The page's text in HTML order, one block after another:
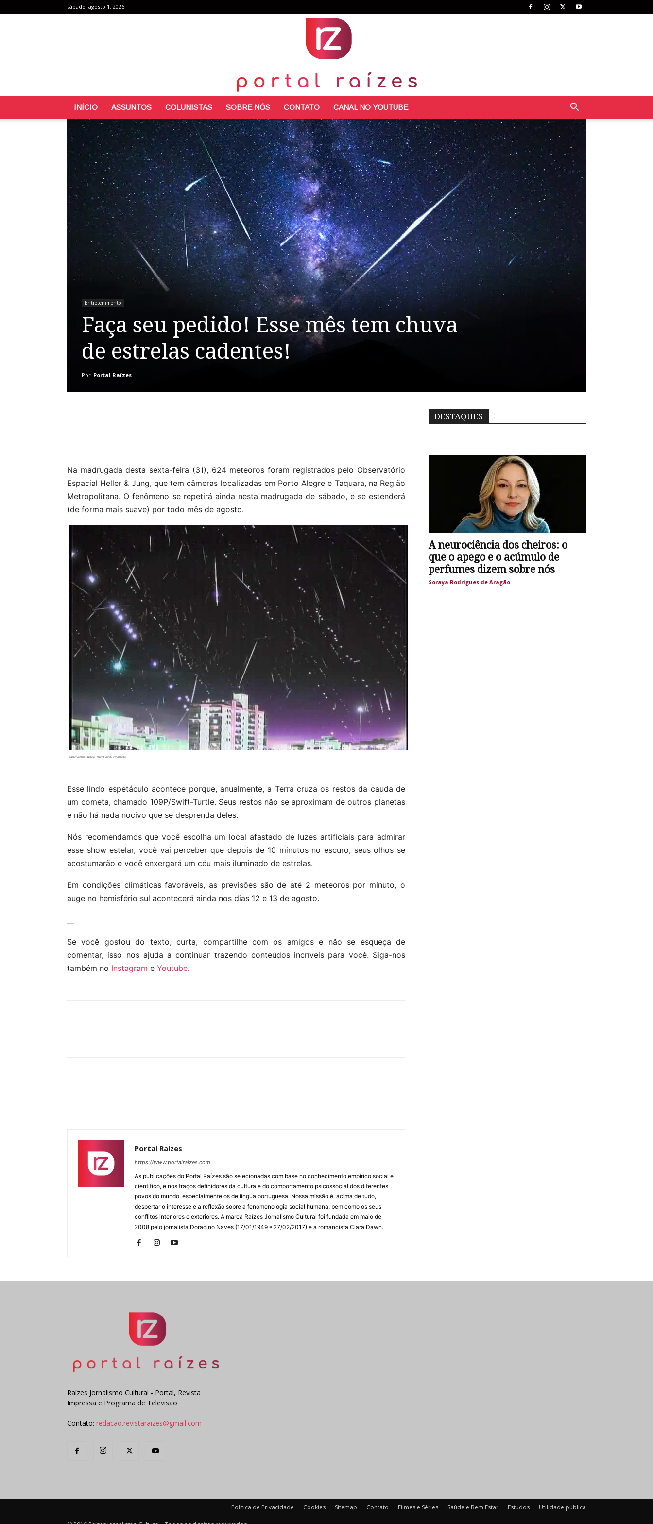
sábado, agosto 1, 2026
Portal
Raízes
INÍCIO ASSUNTOS COLUNISTAS SOBRE NÓS CONTATO CANAL NO YOUTUBE
Entretenimento
Faça seu pedido! Esse mês tem chuva
de estrelas cadentes!
Por Portal Raízes -
Na madrugada desta sexta-feira (31), 624 meteoros foram registrados pelo Observatório
Espacial Heller & Jung, que tem câmeras localizadas em Porto Alegre e Taquara, na Região
Metropolitana. O fenômeno se repetirá ainda nesta madrugada de sábado, e se estenderá
(de forma mais suave) por todo mês de agosto.
Observatorio Espacial Heller & Jung / Divulgação
Esse lindo espetáculo acontece porque, anualmente, a Terra cruza os restos da cauda de
um cometa, chamado 109P/Swift-Turtle. Seus restos não se aproximam de outros planetas
e não há nada nocivo que se desprenda deles.
Nós recomendamos que você escolha um local afastado de luzes artificiais para admirar
esse show estelar, você vai perceber que depois de 10 minutos no escuro, seus olhos se
acostumarão e você enxergará um céu mais iluminado de estrelas.
Em condições climáticas favoráveis, as previsões são de até 2 meteoros por minuto, o
auge no hemisfério sul acontecerá ainda nos dias 12 e 13 de agosto.
Se você gostou do texto, curta, compartilhe com os amigos e não se esqueça de
comentar, isso nos ajuda a continuar trazendo conteúdos incríveis para você. Siga-nos
também no Instagram e Youtube.
Portal Raízes
https://www.portalraizes.com
As publicações do Portal Raízes são selecionadas com base no conhecimento empírico social e
cientifico, e nos traços definidores da cultura e do comportamento psicossocial dos diferentes
povos do mundo, especialmente os de língua portuguesa. Nossa missão é, acima de tudo,
despertar o interesse e a reflexão sobre a fenomenologia social humana, bem como os seus
conflitos interiores e exteriores. A marca Raízes Jornalismo Cultural foi fundada em maio de
2008 pelo jornalista Doracino Naves (17/01/1949 * 27/02/2017) e a romancista Clara Dawn.
DESTAQUES
A neurociência dos cheiros: o
que o apego e o acúmulo de
perfumes dizem sobre nós
Soraya Rodrigues de Aragão
Raízes Jornalismo Cultural - Portal, Revista
Impressa e Programa de Televisão
Contato: redacao.revistaraizes@gmail.com
Política de Privacidade Cookies Sitemap Contato Filmes e Séries Saúde e Bem Estar Estudos Utilidade pública